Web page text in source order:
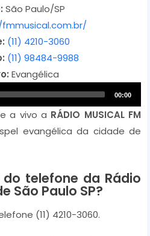
São Paulo/SP
(11) 4210-3060
(11) 98484-9988
Evangélica
A
u
l
y
00:00
a vivo a RÁDIO MUSICAL FM
evangélica da cidade de
telefone da Rádio
São Paulo SP?
(11) 4210-3060.